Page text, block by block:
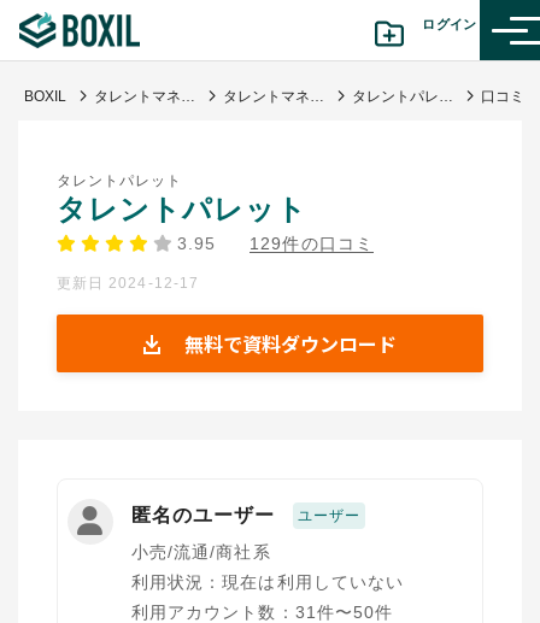
ログイン
診断から探す(β版)
BOXILの使い方ガイド 情報掲載をご希望の方へ
BOXIL タレントマネジメントシステム比較25選 11月人気ランキングとおすすめ選び方 タレントマネジメントシステム タレントパレット
タレントパレット
タレントパレット
3.95 129件の口コミ
更新日 2024-12-17
無料で資料ダウンロード
匿名のユーザー ユーザー
小売/流通/商社系
利用状況：現在は利用していない
利用アカウント数：31件〜50件